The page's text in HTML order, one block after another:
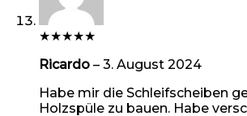
★★★★★
Ricardo – 3. August 2024
Habe mir die Schleifscheiben
Holzspüle zu bauen. Habe